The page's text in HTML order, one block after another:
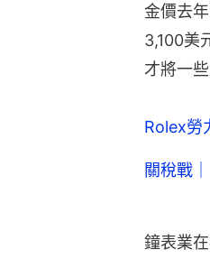
金價去
3,100美
才將一
Rolex
關稅戰
鐘表業